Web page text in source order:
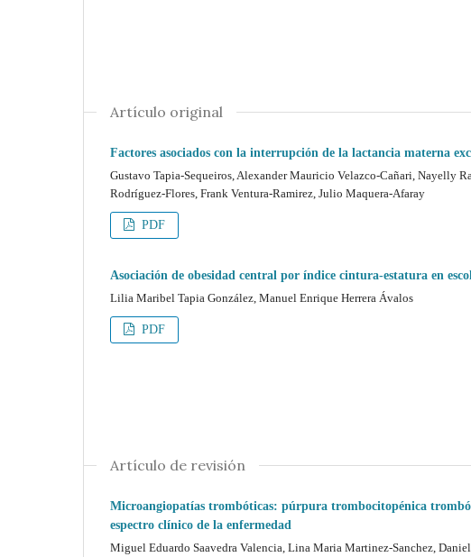
Artículo original
Factores asociados con la interrupción de la lactancia materna
Gustavo Tapia-Sequeiros, Alexander Mauricio Velazco-Cañari, Nayelly
Rodríguez-Flores, Frank Ventura-Ramirez, Julio Maquera-Afaray
PDF
Asociación de obesidad central por índice cintura-estatura en
Lilia Maribel Tapia González, Manuel Enrique Herrera Ávalos
PDF
Artículo de revisión
Microangiopatías trombóticas: púrpura trombocitopénica
espectro clínico de la enfermedad
Miguel Eduardo Saavedra Valencia, Lina Maria Martinez-Sanchez,